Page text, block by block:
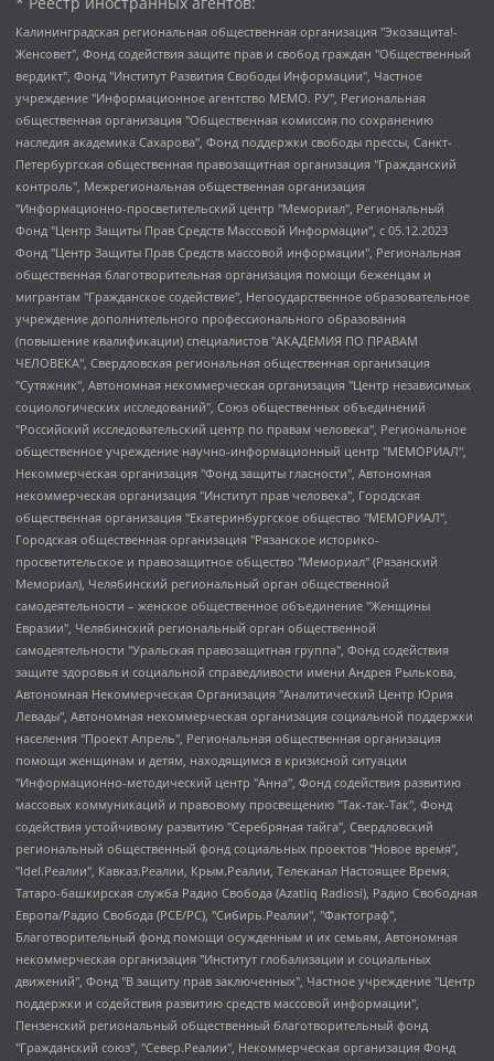
Калининградская региональная общественная организация "Экозащита!-Женсовет", Фонд содействия защите прав и свобод граждан "Общественный вердикт", Фонд "Институт Развития Свободы Информации", Частное учреждение "Информационное агентство МЕМО. РУ", Региональная общественная организация "Общественная комиссия по сохранению наследия академика Сахарова", Фонд поддержки свободы прессы, Санкт-Петербургская общественная правозащитная организация "Гражданский контроль", Межрегиональная общественная организация "Информационно-просветительский центр "Мемориал", Региональный Фонд "Центр Защиты Прав Средств Массовой Информации", с 05.12.2023 Фонд "Центр Защиты Прав Средств массовой информации", Региональная общественная благотворительная организация помощи беженцам и мигрантам "Гражданское содействие", Негосударственное образовательное учреждение дополнительного профессионального образования (повышение квалификации) специалистов "АКАДЕМИЯ ПО ПРАВАМ ЧЕЛОВЕКА", Свердловская региональная общественная организация "Сутяжник", Автономная некоммерческая организация "Центр независимых социологических исследований", Союз общественных объединений "Российский исследовательский центр по правам человека", Региональное общественное учреждение научно-информационный центр "МЕМОРИАЛ", Некоммерческая организация "Фонд защиты гласности", Автономная некоммерческая организация "Институт прав человека", Городская общественная организация "Екатеринбургское общество "МЕМОРИАЛ", Городская общественная организация "Рязанское историко-просветительское и правозащитное общество "Мемориал" (Рязанский Мемориал), Челябинский региональный орган общественной самодеятельности – женское общественное объединение "Женщины Евразии", Челябинский региональный орган общественной самодеятельности "Уральская правозащитная группа", Фонд содействия защите здоровья и социальной справедливости имени Андрея Рылькова, Автономная Некоммерческая Организация "Аналитический Центр Юрия Левады", Автономная некоммерческая организация социальной поддержки населения "Проект Апрель", Региональная общественная организация помощи женщинам и детям, находящимся в кризисной ситуации "Информационно-методический центр "Анна", Фонд содействия развитию массовых коммуникаций и правовому просвещению "Так-так-Так", Фонд содействия устойчивому развитию "Серебряная тайга", Свердловский региональный общественный фонд социальных проектов "Новое время", "Idel.Реалии", Кавказ.Реалии, Крым.Реалии, Телеканал Настоящее Время, Татаро-башкирская служба Радио Свобода (Azatliq Radiosi), Радио Свободная Европа/Радио Свобода (PCE/PC), "Сибирь.Реалии", "Фактограф", Благотворительный фонд помощи осужденным и их семьям, Автономная некоммерческая организация "Институт глобализации и социальных движений", Фонд "В защиту прав заключенных", Частное учреждение "Центр поддержки и содействия развитию средств массовой информации", Пензенский региональный общественный благотворительный фонд "Гражданский союз", "Север.Реалии", Некоммерческая организация Фонд "Правовая инициатива", Общество с ограниченной ответственностью "Радио Свободная Европа/Радио Свобода", Чешское информационное агентство "MEDIUM-ORIENT", Красноярская региональная общественная организация "Мы против СПИДа", Камалягин Денис Николаевич, Маркелов Сергей Евгеньевич, Пономарев Лев Александрович, Савицкая Людмила Алексеевна, Автономная некоммерческая организация "Центр по работе с проблемой насилия "НАСИЛИЮ.НЕТ", Межрегиональный профессиональный союз работников здравоохранения "Альянс врачей", Юридическое лицо, зарегистрированное в Латвийской Республике, SIA "Medusa Project" (регистрационный номер 40103797863, дата регистрации 10.06.2014), Некоммерческая организация "Фонд по борьбе с коррупцией", Автономная некоммерческая организация "Институт права и публичной политики", Баданин Роман Сергеевич, Гликин Максим Александрович, Железнова Мария Михайловна, Лукьянова Юлия Сергеевна, Маетная Елизавета Витальевна, Маняхин Петр Борисович, Чуракова Ольга Владимировна, Ярош Юлия Петровна, Юридическое лицо "The Insider SIA", зарегистрированное в Риге, Латвийская Республика (дата регистрации 26.06.2015), являющееся администратором доменного имени интернет-издания "The Insider SIA", https://theins.ru, Постернак Алексей Евгеньевич, Рубин Михаил Аркадьевич, Анин Роман Александрович, Юридическое лицо Istories fonds, зарегистрированное в Латвийской Республике (регистрационный номер 50008295751, дата регистрации 24.02.2020), Великовский Дмитрий Александрович, Долинина Ирина Николаевна, Мароховская Алеся Алексеевна, Шлейнов Роман Юрьевич, Шмагун Олеся Валентиновна, Общество с ограниченной ответственностью "Альтаир 2021", Общество с ограниченной ответственностью "Вега 2021", Общество с ограниченной ответственностью "Главный редактор 2021", Общество с ограниченной ответственностью "Ромашки монолит", Важенков Артем Валерьевич, Ивановская областная общественная организация "Центр гендерных исследований", Гурман Юрий Альбертович, Медиапроект "ОВД-Инфо", Егоров Владимир Владимирович, Жилинский Владимир Александрович, Общество с ограниченной ответственностью "ЗП", Иванова София Юрьевна, Карезина Инна Павловна, Кильтау Екатерина Викторовна, Петров Алексей Викторович, Пискунов Сергей Евгеньевич, Смирнов Сергей Сергеевич, Тихонов Михаил Сергеевич, Общество с ограниченной ответственностью "ЖУРНАЛИСТ-ИНОСТРАННЫЙ АГЕНТ", Арапова Галина Юрьевна, Вольтская Татьяна Анатольевна, Американская компания "Mason G.E.S. Anonymous Foundation" (США), являющаяся владельцем интернет-издания https://mnews.world/, Компания "Stichting Bellingcat", зарегистрированная в Нидерландах (дата регистрации 11.07.2018), Захаров Андрей Вячеславович, Клепиковская Екатерина Дмитриевна, Общество с ограниченной ответственностью "МЕМО", Перл Роман Александрович, Симонов Евгений Алексеевич, Соловьева Елена Анатольевна, Сотников Даниил Владимирович, Сурначева Елизавета Дмитриевна, Автономная некоммерческая организация по защите прав человека и информированию населения "Якутия – Наше Мнение", Общество с ограниченной ответственностью "Москоу диджитал медиа", с 26.01.2023 Общество с ограниченной ответственностью "Чайка Белые сады", Ветошкина Валерия Валерьевна, Заговора Максим Александрович, Межрегиональное общественное движение "Российская ЛГБТ - сеть", Оленичев Максим Владимирович, Павлов Иван Юрьевич, Скворцова Елена Сергеевна, Общество с ограниченной ответственностью "Как бы инагент", Кочетков Игорь Викторович, Общество с ограниченной ответственностью "Честные выборы", Еланчик Олег Александрович, Общество с ограниченной ответственностью "Нобелевский призыв", Гималова Регина Эмилевна, Григорьев Андрей Валерьевич, Григорьева Алина Александровна, Ассоциация по содействию защите прав призывников, альтернативнослужащих и военнослужащих "Правозащитная группа "Гражданин.Армия.Право", Хисамова Регина Фаритовна, Автономная некоммерческая организация по реализации социально-правовых программ "Лилит", Дальневосточное общественное движение "Маяк", Санкт-Петербургская ЛГБТ-инициативная группа "Выход", Инициативная группа ЛГБТ+ "Реверс", Алексеев Андрей Викторович, Бекбулатова Таисия Львовна, Беляев Иван Михайлович, Владыкина Елена Сергеевна, Гельман Марат Александрович, Никульшина Вероника Юрьевна, Толоконникова Надежда Андреевна, Шендерович Виктор Анатольевич, Общество с ограниченной ответственностью "Данное сообщение", Общество с ограниченной ответственностью Издательский дом "Новая глава", Айнбиндер Александра Александровна, Московский комьюнити-центр для ЛГБТ+инициатив, Благотворительный фонд развития филантропии, Deutsche Welle (Германия, Kurt-Schumacher-Strasse 3, 53113 Bonn), Борзунова Мария Михайловна, Воробьев Виктор Викторович, Голубева Анна Львовна, Константинова Алла Михайловна, Малкова Ирина Владимировна, Мурадов Мурад Абдулгалимович, Осетинская Елизавета Николаевна, Понасенков Евгений Николаевич, Ганапольский Матвей Юрьевич, Киселев Евгений Алексеевич, Борухович Ирина Григорьевна, Дремин Иван Тимофеевич, Дубровский Дмитрий Викторович, Красноярская региональная общественная организация поддержки и развития альтернативных образовательных технологий и межкультурных коммуникаций "ИНТЕРРА", Маяковская Екатерина Алексеевна, Фейгин Марк Захарович, Филимонов Андрей Викторович, Дзугкоева Регина Николаевна, Доброхотов Роман Александрович, Дудь Юрий Александрович, Елкин Сергей Владимирович, Кругликов Кирилл Игоревич, Сабунаева Мария Леонидовна, Семенов Алексей Владимирович, Шаинян Карен Багратович, Шульман Екатерина Михайловна, Асафьев Артур Валерьевич, Вахштайн Виктор Семенович, Венедиктов Алексей Алексеевич, Лушникова Екатерина Евгеньевна, Волков Леонид Михайлович, Невзоров Александр Глебович, Пархоменко Сергей Борисович, Сироткин Ярослав Николаевич, Кара-Мурза Владимир Владимирович, Баранова Наталья Владимировна, Гозман Леонид Яковлевич, Кагарлицкий Борис Юльевич, Климарев Михаил Валерьевич, Милов Владимир Станиславович, Автономная некоммерческая организация Краснодарский центр современного искусства "Типография", Моргенштерн Алишер Тагирович, Соболь Любовь Эдуардовна, Общество с ограниченной ответственностью "ЛИЗА НОРМ", Каспаров Гарри Кимович, Ходорковский Михаил Борисович, Общество с ограниченной ответственностью "Апрельские тезисы", Данилович Ирина Брониславовна, Кашин Олег Владимирович, Петров Николай Владимирович, Пивоваров Алексей Владимирович, Соколов Михаил Владимирович, Цветкова Юлия Владимировна, Чичваркин Евгений Александрович, Комитет против пыток/Команда против пыток, Общество с ограниченной ответственностью "Первый научный", Общество с ограниченной ответственностью "Вертолет и ко", Белоцерковская Вероника Борисовна, Кац Максим Евгеньевич, Лазарева Татьяна Юрьевна, Шаведдинов Руслан Табризович, Яшин Илья Валерьевич, Общество с ограниченной ответственностью "Иноагент ААВ", Алешковский Дмитрий Петрович, Альбац Евгения Марковна, Быков Дмитрий Львович, Галямина Юлия Евгеньевна, Лойко Сергей Леонидович, Мартынов Кирилл Константинович, Медведев Сергей Александрович, Крашенинников Федор Геннадиевич, Гордеева Катерина Вл